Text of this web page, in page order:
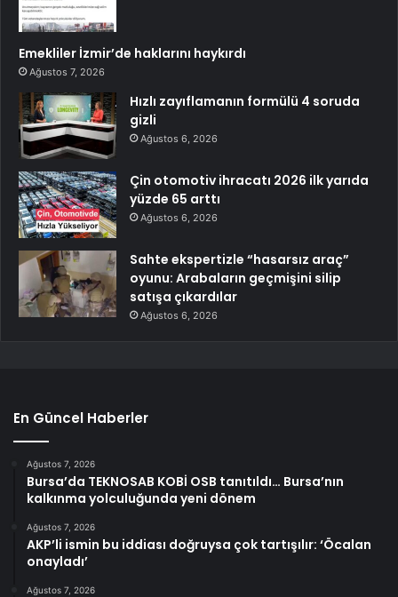
Emekliler İzmir’de haklarını haykırdı
Ağustos 7, 2026
Hızlı zayıflamanın formülü 4 soruda
gizli
Ağustos 6, 2026
Çin otomotiv ihracatı 2026 ilk yarıda
yüzde 65 arttı
Ağustos 6, 2026
Sahte ekspertizle “hasarsız araç”
oyunu: Arabaların geçmişini silip
satışa çıkardılar
Ağustos 6, 2026
En Güncel Haberler
Ağustos 7, 2026
Bursa’da TEKNOSAB KOBİ OSB tanıtıldı… Bursa’nın
kalkınma yolculuğunda yeni dönem
Ağustos 7, 2026
AKP’li ismin bu iddiası doğruysa çok tartışılır: ‘Öcalan
onayladı’
Ağustos 7, 2026